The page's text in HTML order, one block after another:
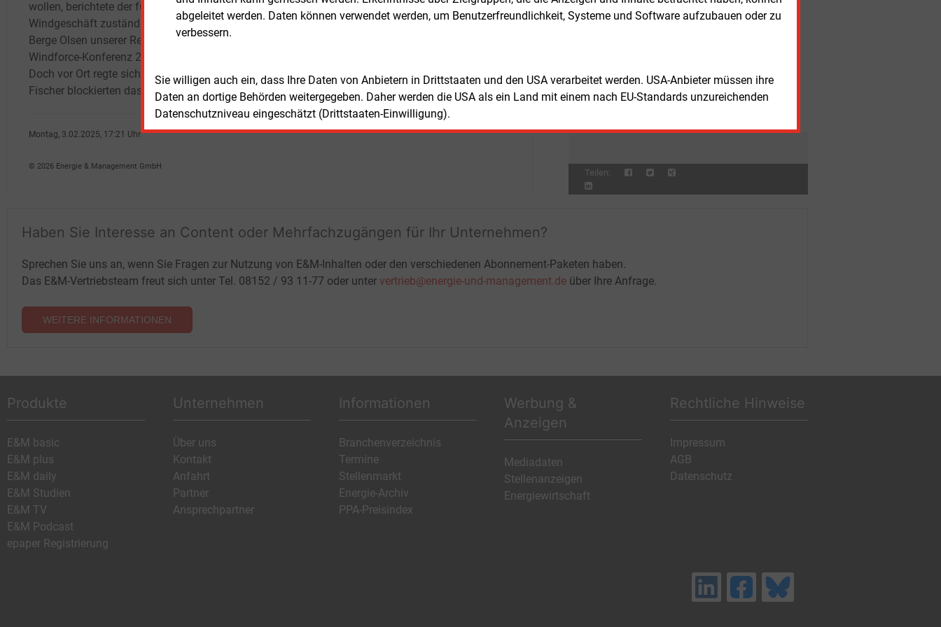
abgeleitet werden. Daten können verwendet werden, um Benutzerfreundlichkeit, Systeme und Software aufzubauen oder zu
verbessern.
Sie willigen auch ein, dass Ihre Daten von Anbietern in Drittstaaten und den USA verarbeitet werden. USA-Anbieter müssen ihre
Daten an dortige Behörden weitergegeben. Daher werden die USA als ein Land mit einem nach EU-Standards unzureichenden
Datenschutzniveau eingeschätzt (Drittstaaten-Einwilligung).
wollen, berichtete der für das Offshore-
Windgeschäft zuständige Vorstand Achim
Berge Olsen unserer Redaktion auf der
Windforce-Konferenz 2020 in Bremerhaven.
Doch vor Ort regte sich Widerstand, lokale
Fischer blockierten das Bauvorhaben.
meldet Skyborn. Sie liefern – vertraglich
festgelegt in zwei über zwanzig Jahre
Haushalte an die Taiwan Power
Co.
Montag, 3.02.2025, 17:21 Uhr
© 2026 Energie & Management GmbH
E&M Freitag, 7.08.2026, 15:59 Uhr BILANZ
Sonnenfinsternis vorbereitet
E&M Freitag, 7.08.2026, 15:52 Uhr STROMNETZ
Teilen:
Haben Sie Interesse an Content oder Mehrfachzugängen für Ihr Unternehmen?
Sprechen Sie uns an, wenn Sie Fragen zur Nutzung von E&M-Inhalten oder den verschiedenen Abonnement-Paketen haben.
Das E&M-Vertriebsteam freut sich unter Tel. 08152 / 93 11-77 oder unter vertrieb@energie-und-management.de über Ihre Anfrage.
WEITERE INFORMATIONEN
Produkte
E&M basic
E&M plus
E&M daily
E&M Studien
E&M TV
E&M Podcast
epaper Registrierung
Unternehmen
Über uns
Kontakt
Anfahrt
Partner
Ansprechpartner
Informationen
Branchenverzeichnis
Termine
Stellenmarkt
Energie-Archiv
PPA-Preisindex
Werbung &
Anzeigen
Mediadaten
Stellenanzeigen
Energiewirtschaft
Rechtliche Hinweise
Impressum
AGB
Datenschutz